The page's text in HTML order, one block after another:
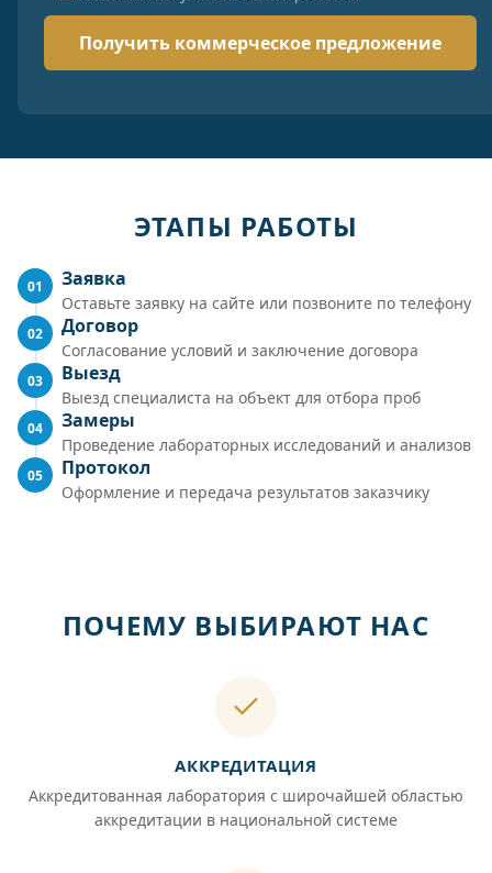
ЭТАПЫ РАБОТЫ
01 Заявка
Оставьте заявку на сайте или позвоните по телефону
02 Договор
Согласование условий и заключение договора
03 Выезд
Выезд специалиста на объект для отбора проб
04 Замеры
Проведение лабораторных исследований и анализов
05 Протокол
Оформление и передача результатов заказчику
ПОЧЕМУ ВЫБИРАЮТ НАС
АККРЕДИТАЦИЯ
Аккредитованная лаборатория с широчайшей областью
аккредитации в национальной системе